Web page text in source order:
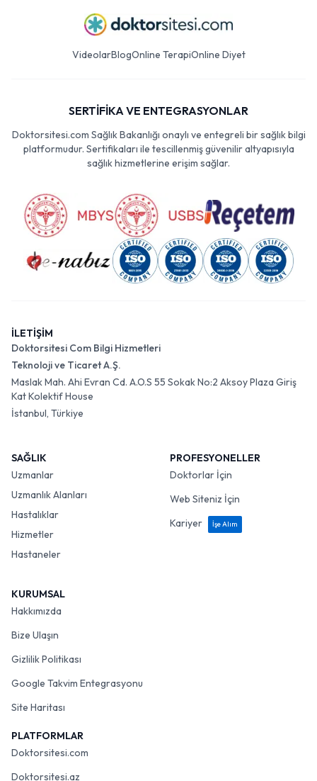
VideolarBlogOnline TerapiOnline Diyet
SERTİFİKA VE ENTEGRASYONLAR
Doktorsitesi.com Sağlık Bakanlığı onaylı ve entegreli bir sağlık bilgi
platformudur. Sertifikaları ile tescillenmiş güvenilir altyapısıyla
sağlık hizmetlerine erişim sağlar.
İLETİŞİM
Doktorsitesi Com Bilgi Hizmetleri
Teknoloji ve Ticaret A.Ş.
Maslak Mah. Ahi Evran Cd. A.O.S 55 Sokak No:2 Aksoy Plaza Giriş
Kat Kolektif House
İstanbul, Türkiye
SAĞLIK
Uzmanlar
Uzmanlık Alanları
Hastalıklar
Hizmetler
Hastaneler
PROFESYONELLER
Doktorlar İçin
Web Siteniz İçin
Kariyer
İşe Alım
KURUMSAL
Hakkımızda
Bize Ulaşın
Gizlilik Politikası
Google Takvim Entegrasyonu
Site Haritası
PLATFORMLAR
Doktorsitesi.com
Doktorsitesi.az